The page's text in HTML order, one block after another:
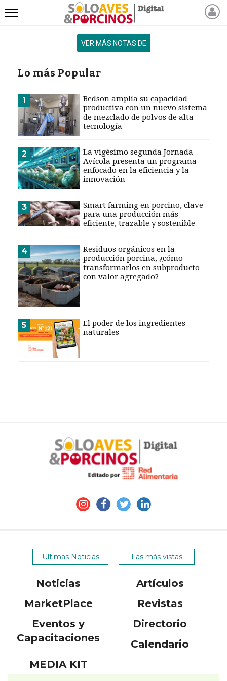
NOTICIAS RECIENTES
NOTICIAS
PRODUCCIÓN
PROCESO
PRODUCTO
MARKETPLACE
REVISTAS
EVENTOS Y
CAPACITACIONES
DIRECTORIO
MEDIA KIT
SERVICIOS
CONTÁCTENOS
VER MÁS NOTAS DE
Lo más Popular
1
Bedson amplía su capacidad
productiva con un nuevo sistema
de mezclado de polvos de alta
tecnología
2
La vigésimo segunda Jornada
Avícola presenta un programa
enfocado en la eficiencia y la
innovación
3
Smart farming en porcino, clave
para una producción más
eficiente, trazable y sostenible
4
Residuos orgánicos en la
producción porcina, ¿cómo
transformarlos en subproducto
con valor agregado?
5
El poder de los ingredientes
naturales
Ultimas Noticias Las más vistas
Noticias
Artículos
MarketPlace
Revistas
Eventos y
Capacitaciones
Directorio
Calendario
MEDIA KIT